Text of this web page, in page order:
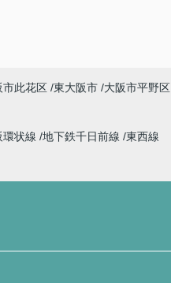
市此花区 東大阪市 大阪市平野区
環状線 地下鉄千日前線 東西線